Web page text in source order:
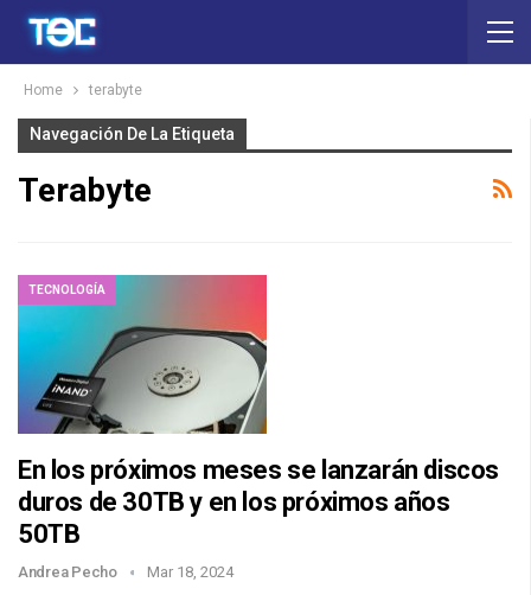
Home terabyte
Navegación De La Etiqueta
Terabyte
TECNOLOGÍA
En los próximos meses se lanzarán discos
duros de 30TB y en los próximos años
50TB
Andrea Pecho Mar 18, 2024